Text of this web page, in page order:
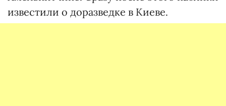
известили о доразведке в Киеве.